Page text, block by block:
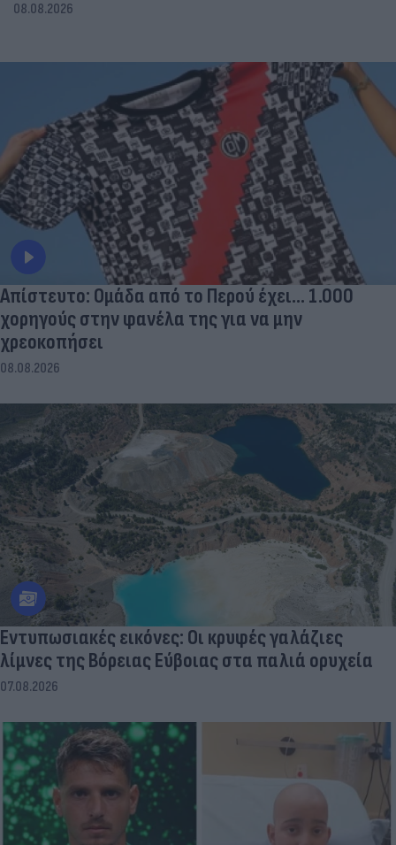
08.08.2026
Απίστευτο: Ομάδα από το Περού έχει... 1.000
χορηγούς στην φανέλα της για να μην
χρεοκοπήσει
08.08.2026
Εντυπωσιακές εικόνες: Οι κρυφές γαλάζιες
λίμνες της Βόρειας Εύβοιας στα παλιά ορυχεία
07.08.2026